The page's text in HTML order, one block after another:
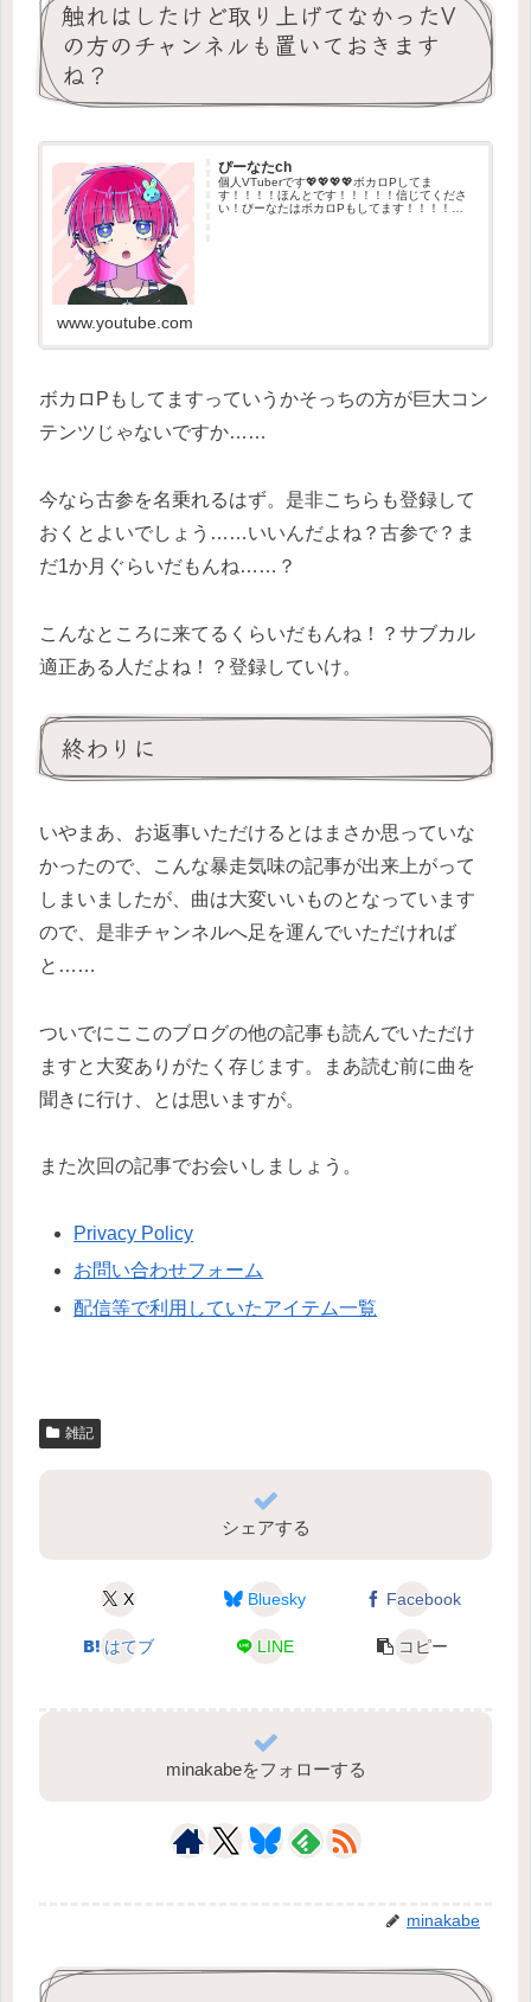
触れはしたけど取り上げてなかったV
の方のチャンネルも置いておきます
ね？
ぴーなたch
個人VTuberです💖💖💖💖ボカロPしてま
す！！！！ほんとです！！！！！信じてくださ
い！ぴーなたはボカロPもしてます！！！！
www.youtube.com
ボカロPもしてますっていうかそっちの方が巨大コン
テンツじゃないですか……
今なら古参を名乗れるはず。是非こちらも登録して
おくとよいでしょう……いいんだよね？古参で？ま
だ1か月ぐらいだもんね……？
こんなところに来てるくらいだもんね！？サブカル
適正ある人だよね！？登録していけ。
終わりに
いやまあ、お返事いただけるとはまさか思っていな
かったので、こんな暴走気味の記事が出来上がって
しまいましたが、曲は大変いいものとなっています
ので、是非チャンネルへ足を運んでいただければ
と……
ついでにここのブログの他の記事も読んでいただけ
ますと大変ありがたく存じます。まあ読む前に曲を
聞きに行け、とは思いますが。
また次回の記事でお会いしましょう。
Privacy Policy
お問い合わせフォーム
配信等で利用していたアイテム一覧
雑記
シェアする
X Bluesky Facebook
はてブ LINE コピー
minakabeをフォローする
minakabe